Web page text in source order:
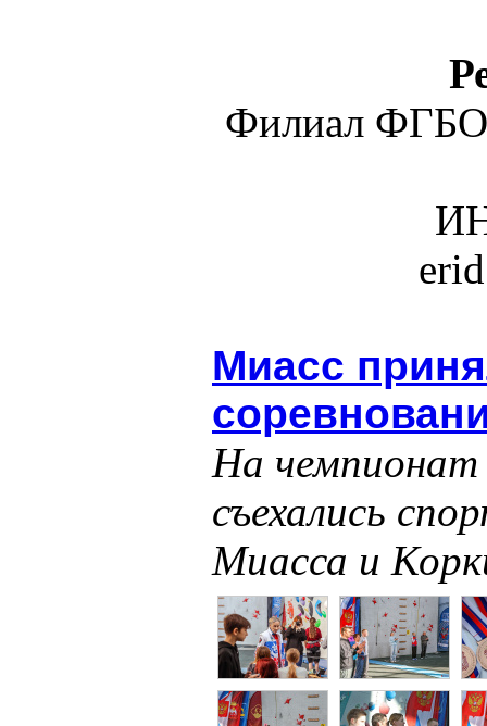
Филиал
Миасс
На чемпионат
съехались
Миасса и